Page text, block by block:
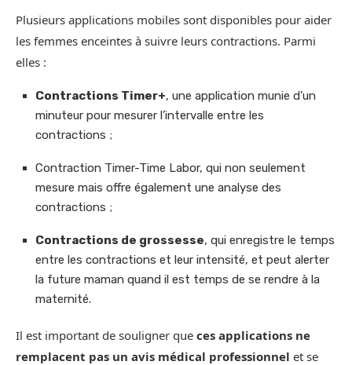
Plusieurs applications mobiles sont disponibles pour aider
les femmes enceintes à suivre leurs contractions. Parmi
elles :
Contractions Timer+, une application munie d’un
minuteur pour mesurer l’intervalle entre les
contractions ;
Contraction Timer-Time Labor, qui non seulement
mesure mais offre également une analyse des
contractions ;
Contractions de grossesse, qui enregistre le temps
entre les contractions et leur intensité, et peut alerter
la future maman quand il est temps de se rendre à la
maternité.
Il est important de souligner que ces applications ne
remplacent pas un avis médical professionnel et se